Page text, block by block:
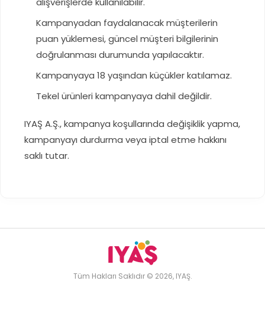
Kampanyadan faydalanacak müşterilerin
puan yüklemesi, güncel müşteri bilgilerinin
doğrulanması durumunda yapılacaktır.
Kampanyaya 18 yaşından küçükler katılamaz.
Tekel ürünleri kampanyaya dahil değildir.
IYAŞ A.Ş., kampanya koşullarında değişiklik yapma,
kampanyayı durdurma veya iptal etme hakkını
saklı tutar.
Tüm Hakları Saklıdır © 2026, IYAŞ.